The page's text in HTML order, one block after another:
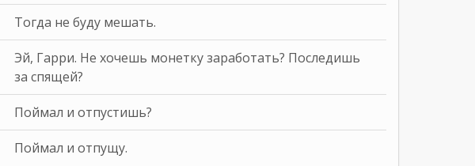
Тогда не буду мешать.
Эй, Гарри. Не хочешь монетку заработать? Последишь
за спящей?
Поймал и отпустишь?
Поймал и отпущу.